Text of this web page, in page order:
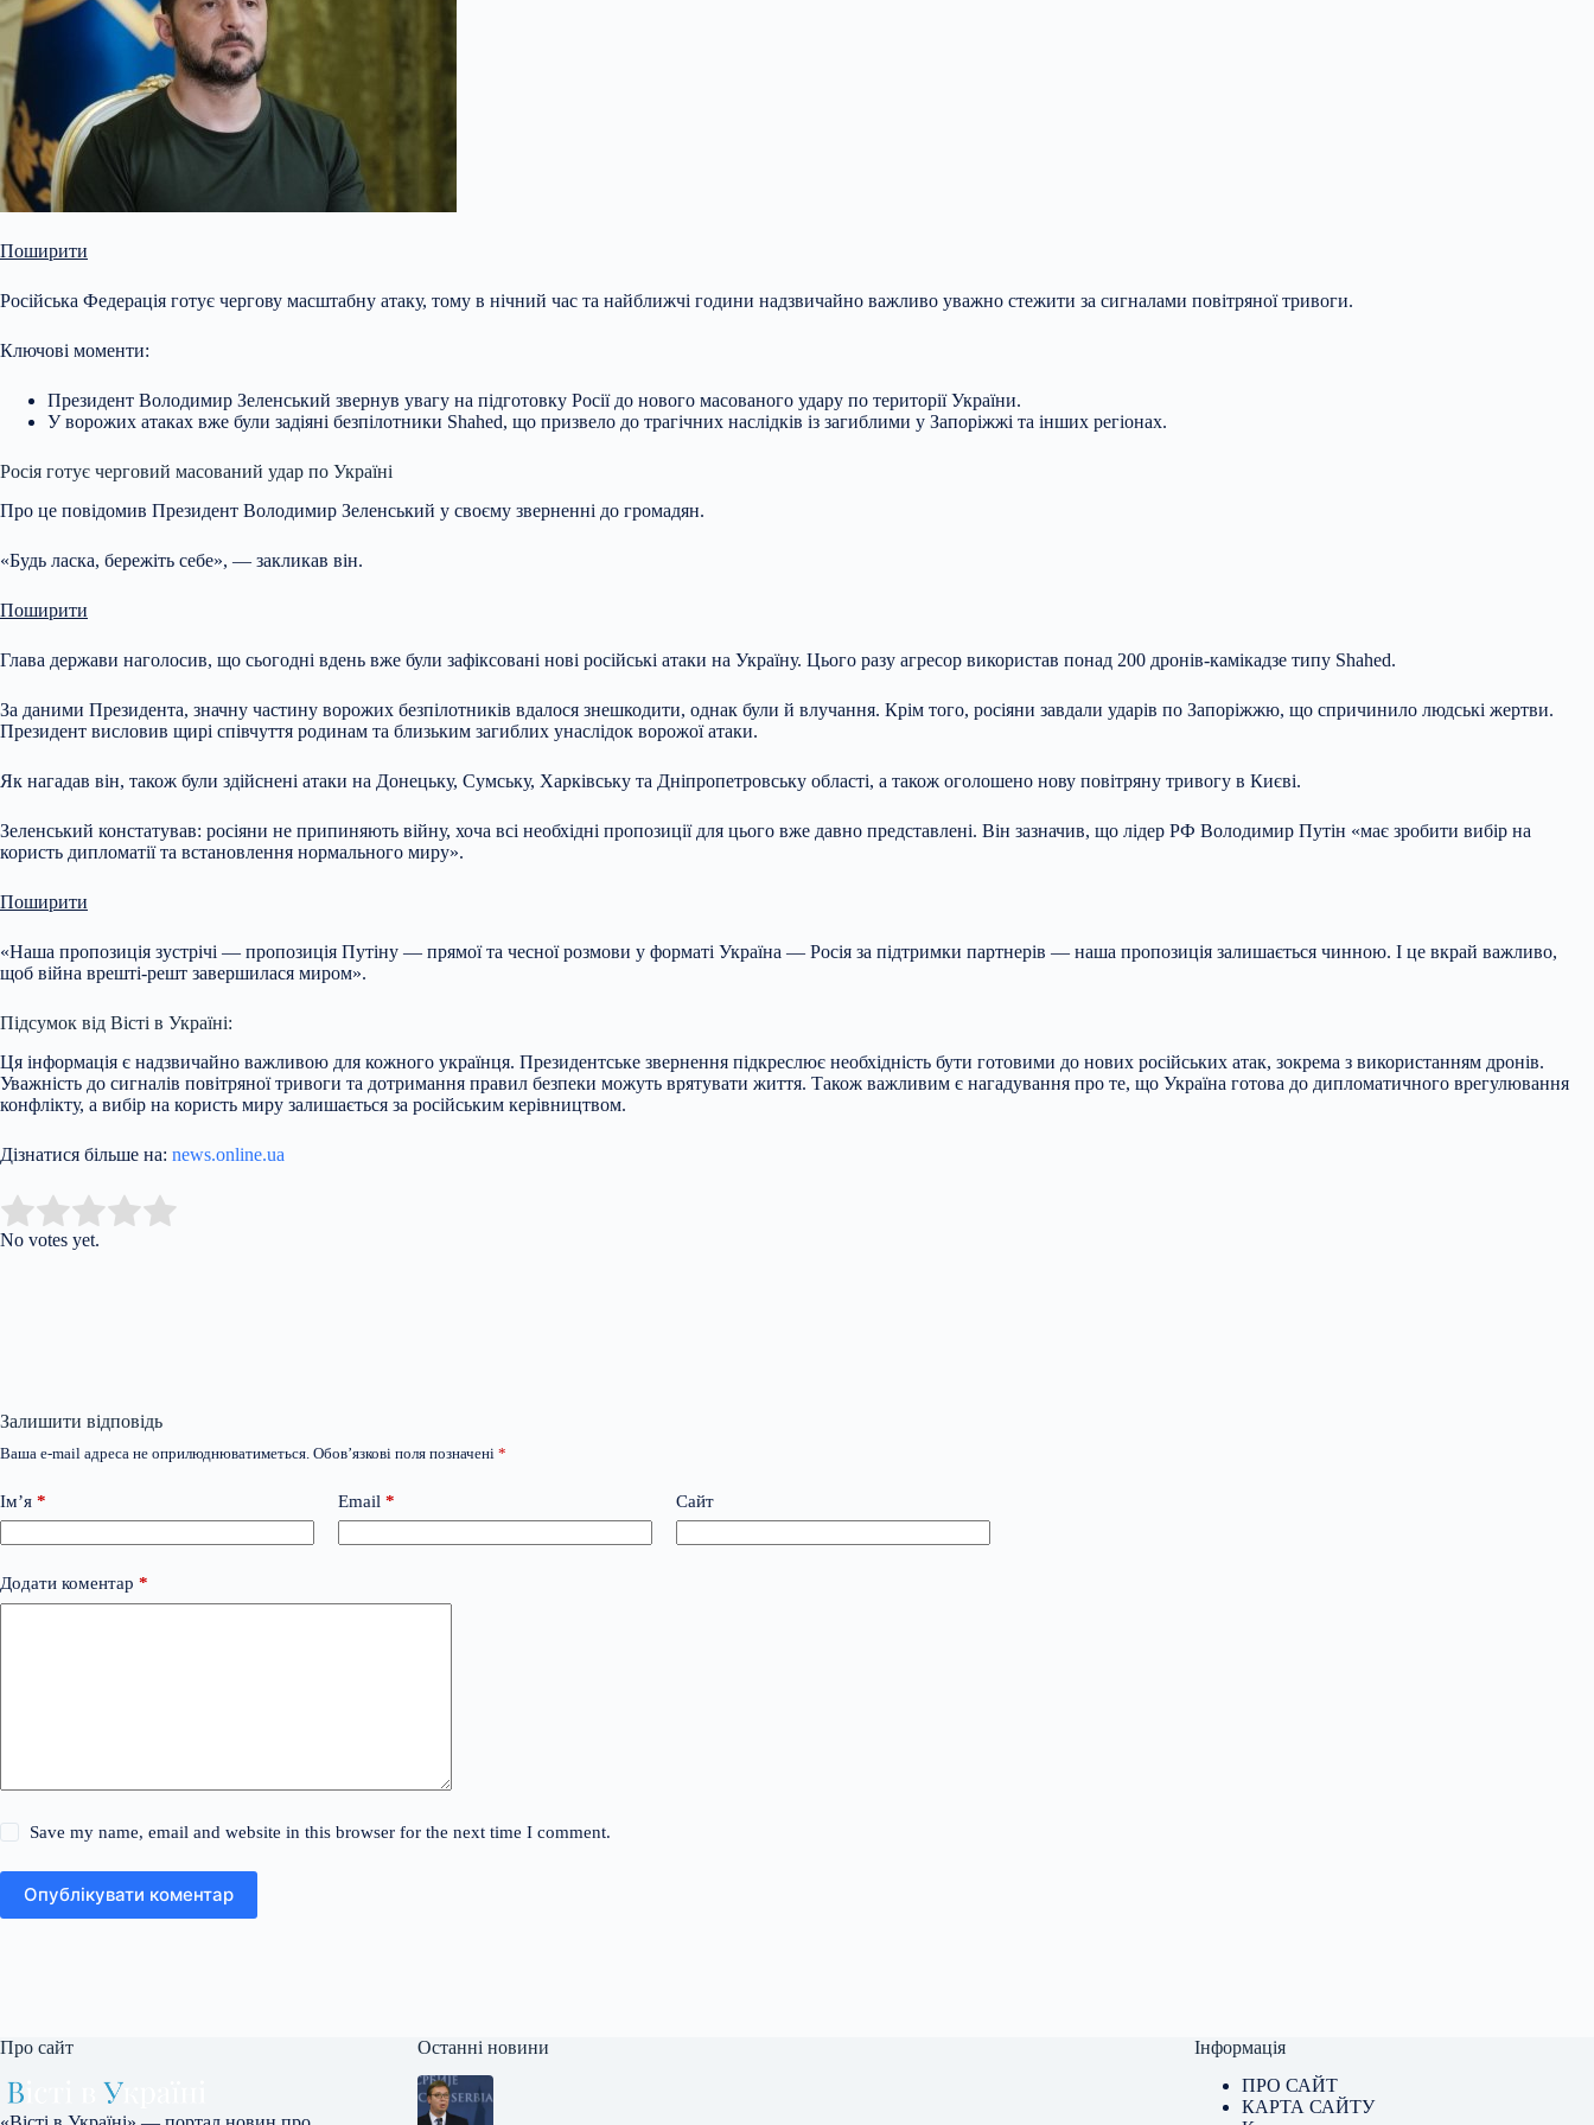
Поширити
Російська Федерація готує чергову масштабну атаку, тому в нічний час та найближчі години надзвичайно важливо уважно стежити за сигналами повітряної тривоги.
Ключові моменти:
Президент Володимир Зеленський звернув увагу на підготовку Росії до нового масованого удару по території України.
У ворожих атаках вже були задіяні безпілотники Shahed, що призвело до трагічних наслідків із загиблими у Запоріжжі та інших регіонах.
Росія готує черговий масований удар по Україні
Про це повідомив Президент Володимир Зеленський у своєму зверненні до громадян.
«Будь ласка, бережіть себе», — закликав він.
Поширити
Глава держави наголосив, що сьогодні вдень вже були зафіксовані нові російські атаки на Україну. Цього разу агресор використав понад 200 дронів-камікадзе типу Shahed.
За даними Президента, значну частину ворожих безпілотників вдалося знешкодити, однак були й влучання. Крім того, росіяни завдали ударів по Запоріжжю, що спричинило людські жертви.
Президент висловив щирі співчуття родинам та близьким загиблих унаслідок ворожої атаки.
Як нагадав він, також були здійснені атаки на Донецьку, Сумську, Харківську та Дніпропетровську області, а також оголошено нову повітряну тривогу в Києві.
Зеленський констатував: росіяни не припиняють війну, хоча всі необхідні пропозиції для цього вже давно представлені. Він зазначив, що лідер РФ Володимир Путін «має зробити вибір на
користь дипломатії та встановлення нормального миру».
Поширити
«Наша пропозиція зустрічі — пропозиція Путіну — прямої та чесної розмови у форматі Україна — Росія за підтримки партнерів — наша пропозиція залишається чинною. І це вкрай важливо,
щоб війна врешті-решт завершилася миром».
Підсумок від Вісті в Україні:
Ця інформація є надзвичайно важливою для кожного українця. Президентське звернення підкреслює необхідність бути готовими до нових російських атак, зокрема з використанням дронів.
Уважність до сигналів повітряної тривоги та дотримання правил безпеки можуть врятувати життя. Також важливим є нагадування про те, що Україна готова до дипломатичного врегулювання
конфлікту, а вибір на користь миру залишається за російським керівництвом.
Дізнатися більше на: news.online.ua
Rate this item:
No votes yet.
Залишити відповідь
Ваша e-mail адреса не оприлюднюватиметься. Обов’язкові поля позначені *
Ім’я * Email * Сайт
Додати коментар *
Save my name, email and website in this browser for the next time I comment.
Опублікувати коментар
Про сайт Останні новини
Інформація
ПРО САЙТ
КАРТА САЙТУ